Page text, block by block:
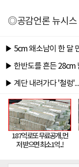
◎공감언론 뉴시스